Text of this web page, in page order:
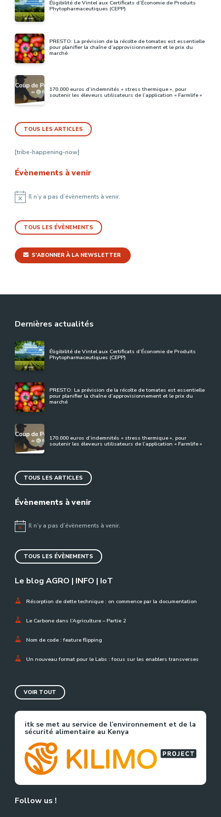
Éligibilité de Vintel aux Certificats d’Économie de Produits
Phytopharmaceutiques (CEPP)
PRESTO: La prévision de la récolte de tomates est essentielle
pour planifier la chaîne d’approvisionnement et le prix du
marché
170.000 euros d’indemnités « stress thermique », pour
soutenir les éleveurs utilisateurs de l’application « Farmlife »
TOUS LES ARTICLES
[tribe-happening-now]
Évènements à venir
NoticeIl n’y a pas d’évènements à venir.
TOUS LES ÉVÈNEMENTS
S'ABONNER À LA NEWSLETTER
Dernières actualités
Éligibilité de Vintel aux Certificats d’Économie de Produits
Phytopharmaceutiques (CEPP)
PRESTO: La prévision de la récolte de tomates est essentielle
pour planifier la chaîne d’approvisionnement et le prix du
marché
170.000 euros d’indemnités « stress thermique », pour
soutenir les éleveurs utilisateurs de l’application « Farmlife »
TOUS LES ARTICLES
Évènements à venir
NoticeIl n’y a pas d’évènements à venir.
TOUS LES ÉVÈNEMENTS
Le blog AGRO | INFO | IoT
Résorption de dette technique : on commence par la documentation
Le Carbone dans l’Agriculture – Partie 2
Nom de code : feature flipping
Un nouveau format pour le Labs : focus sur les enablers transverses
VOIR TOUT
itk se met au service de l’environnement et de la
sécurité alimentaire au Kenya
Follow us !